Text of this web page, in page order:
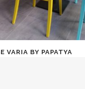
VARIA BY PAPATYA